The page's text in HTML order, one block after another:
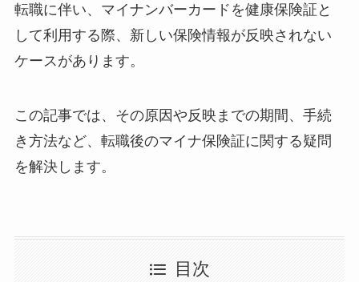
転職に伴い、マイナンバーカードを健康保険証と
して利用する際、新しい保険情報が反映されない
ケースがあります。
​この記事では、その原因や反映までの期間、手続
き方法など、転職後のマイナ保険証に関する疑問
を解決します。
目次